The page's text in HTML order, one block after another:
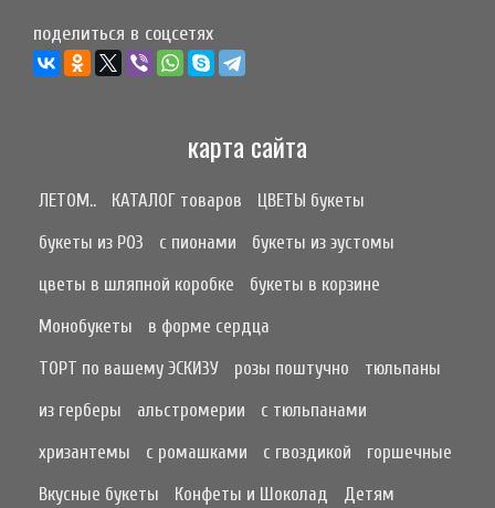
поделиться в соцсетях
карта сайта
ЛЕТОМ.. КАТАЛОГ товаров
ЦВЕТЫ букеты
букеты из РОЗ
с пионами
букеты из эустомы
цветы в шляпной коробке
букеты в корзине
Монобукеты
в форме сердца
ТОРТ по вашему ЭСКИЗУ
розы поштучно
тюльпаны
из герберы
альстромерии
с тюльпанами
хризантемы
с ромашками с гвоздикой
горшечные
Вкусные букеты
Конфеты и Шоколад
Детям